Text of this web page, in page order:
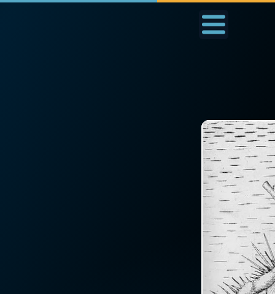
Prier au quotidien
Avec Thérèse de
L'Évangile chaque
Les premiers
du mois